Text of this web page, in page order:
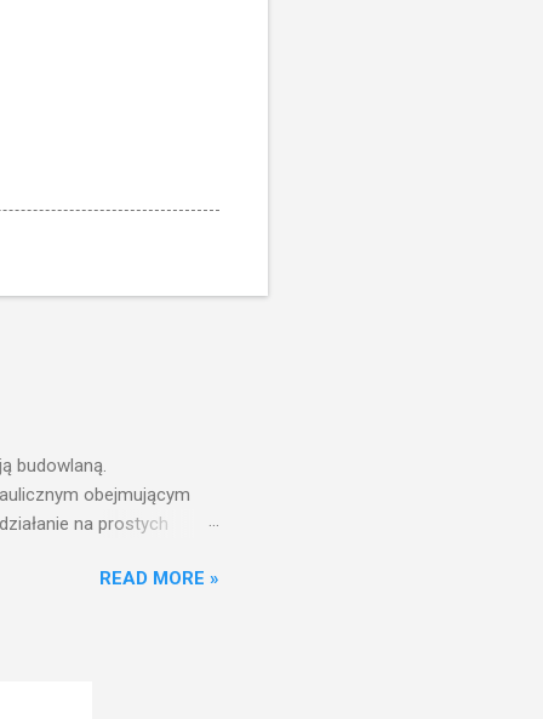
budowlaną.
obejmującym
na prostych
ciśnień jest zwiększanie
zbiorniku wieży ciśnień
READ MORE »